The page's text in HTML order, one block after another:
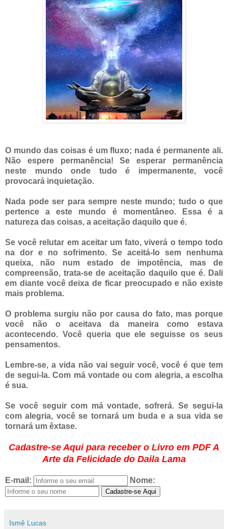
O mundo das coisas é um fluxo; nada é permanente ali.
Não espere permanência! Se esperar permanência
neste mundo onde tudo é impermanente, você
provocará inquietação.
Nada pode ser para sempre neste mundo; tudo o que
pertence a este mundo é momentâneo. Essa é a
natureza das coisas, a aceitação daquilo que é.
Se você relutar em aceitar um fato, viverá o tempo todo
na dor e no sofrimento. Se aceitá-lo sem nenhuma
queixa, não num estado de impotência, mas de
compreensão, trata-se de aceitação daquilo que é. Dali
em diante você deixa de ficar preocupado e não existe
mais problema.
O problema surgiu não por causa do fato, mas porque
você não o aceitava da maneira como estava
acontecendo. Você queria que ele seguisse os seus
pensamentos.
Lembre-se, a vida não vai seguir você, você é que tem
de segui-la. Com má vontade ou com alegria, a escolha
é sua.
Se você seguir com má vontade, sofrerá. Se segui-la
com alegria, você se tornará um buda e a sua vida se
tornará um êxtase.
Cadastre-se Aqui para receber o Livro em PDF A
Arte da Felicidade do Daila Lama
E-mail: Nome:
Cadastre-se Aqui
Ismê Lucas